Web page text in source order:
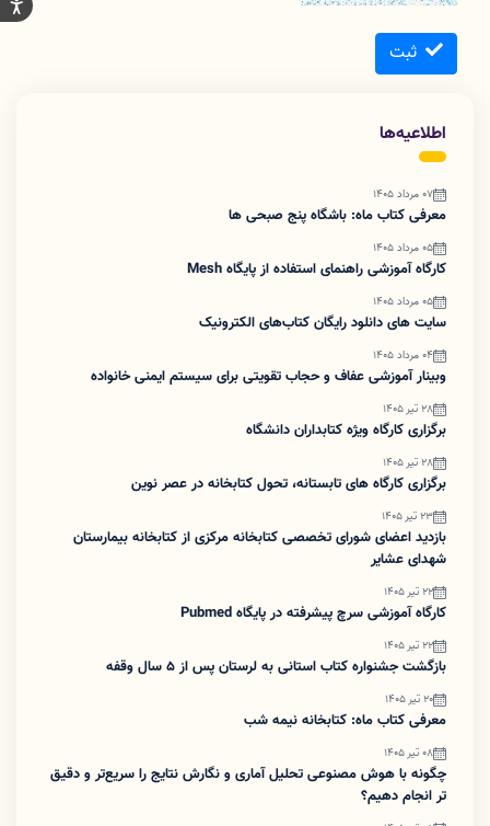
ثبت
اطلاعیه‌ها
07 مرداد 1405
معرفی کتاب ماه: باشگاه پنج صبحی ها
05 مرداد 1405
کارگاه آموزشی راهنمای استفاده از پایگاه Mesh
05 مرداد 1405
سایت های دانلود رایگان کتاب‌های الکترونیک
04 مرداد 1405
وبینار آموزشی عفاف و حجاب تقویتی برای سیستم ایمنی خانواده
28 تیر 1405
برگزاری کارگاه ویژه کتابداران دانشگاه
28 تیر 1405
برگزاری کارگاه های تابستانه، تحول کتابخانه در عصر نوین
23 تیر 1405
بازدید اعضای شورای تخصصی کتابخانه مرکزی از کتابخانه بیمارستان
شهدای عشایر
22 تیر 1405
کارگاه آموزشی سرچ پیشرفته در پایگاه Pubmed
22 تیر 1405
بازگشت جشنواره کتاب استانی به لرستان پس از ۵ سال وقفه
20 تیر 1405
معرفی کتاب ماه: کتابخانه نیمه شب
08 تیر 1405
چگونه با هوش مصنوعی تحلیل آماری و نگارش نتایج را سریع‌تر و دقیق
تر انجام دهیم؟